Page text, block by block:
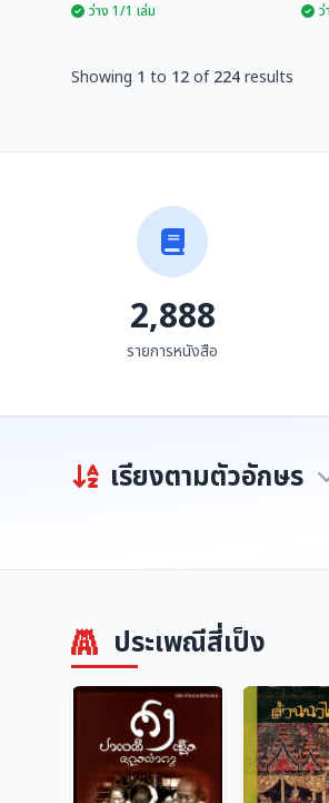
ว่าง 1/1 เล่ม
ว่
Showing 1 to 12 of 224 results
2,888
รายการหนังสือ
เรียงตามตัวอักษร
ประเพณีสี่เป็ง